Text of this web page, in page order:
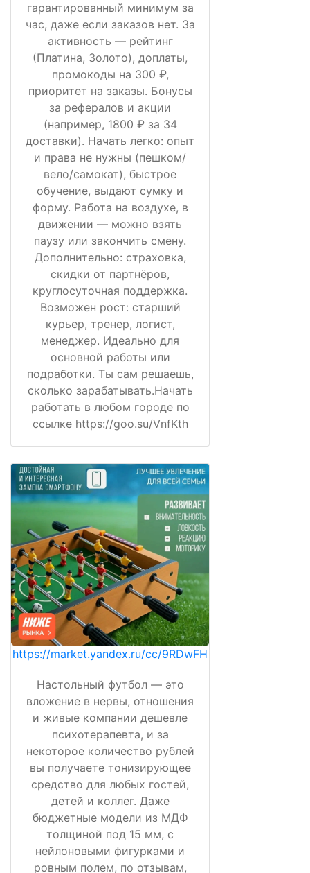
гарантированный минимум за
час, даже если заказов нет. За
активность — рейтинг
(Платина, Золото), доплаты,
промокоды на 300 ₽,
приоритет на заказы. Бонусы
за рефералов и акции
(например, 1800 ₽ за 34
доставки). Начать легко: опыт
и права не нужны (пешком/
вело/самокат), быстрое
обучение, выдают сумку и
форму. Работа на воздухе, в
движении — можно взять
паузу или закончить смену.
Дополнительно: страховка,
скидки от партнёров,
круглосуточная поддержка.
Возможен рост: старший
курьер, тренер, логист,
менеджер. Идеально для
основной работы или
подработки. Ты сам решаешь,
сколько зарабатывать.Начать
работать в любом городе по
ссылке https://goo.su/VnfKth
https://market.yandex.ru/cc/9RDwFH
Настольный футбол — это
вложение в нервы, отношения
и живые компании дешевле
психотерапевта, и за
некоторое количество рублей
вы получаете тонизирующее
средство для любых гостей,
детей и коллег. Даже
бюджетные модели из МДФ
толщиной под 15 мм, с
нейлоновыми фигурками и
ровным полем, по отзывам,